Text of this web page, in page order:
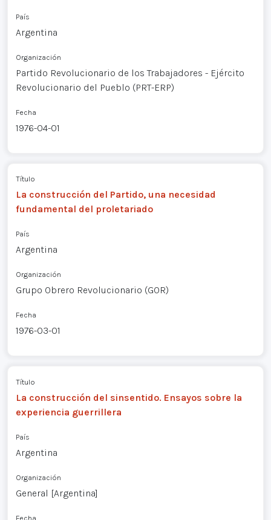
País
Argentina
Organización
Partido Revolucionario de los Trabajadores - Ejército
Revolucionario del Pueblo (PRT-ERP)
Fecha
1976-04-01
Título
La construcción del Partido, una necesidad
fundamental del proletariado
País
Argentina
Organización
Grupo Obrero Revolucionario (GOR)
Fecha
1976-03-01
Título
La construcción del sinsentido. Ensayos sobre la
experiencia guerrillera
País
Argentina
Organización
General [Argentina]
Fecha